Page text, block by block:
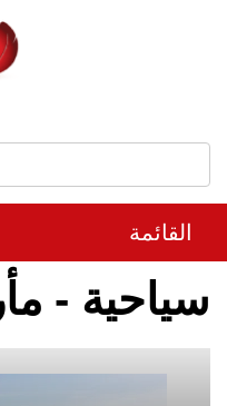
القائمة
سياحية -